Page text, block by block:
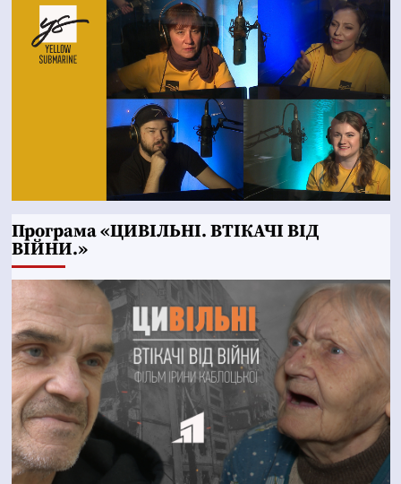
Програма «ЦИВІЛЬНІ. ВТІКАЧІ ВІД
ВІЙНИ.»